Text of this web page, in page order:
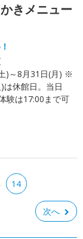
きメニュー
)～8月31日(月) ※
休館日。当日
験は17:00まで可
14
次へ